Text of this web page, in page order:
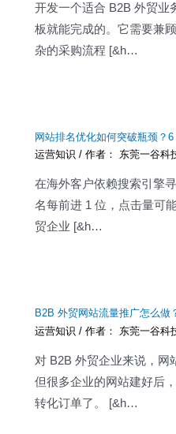
开发一个适合 B2B 外贸业
板就能完成的。它需要兼
杂的采购流程 [&h…
网站排名优化如何突破瓶颈？
运营知识 / 作者： 东莞一谷科
在海外客户依赖搜索引擎
名每前进 1 位，点击量可
贸企业 [&h…
B2B 外贸网站流量推广怎么做
运营知识 / 作者： 东莞一谷科
对 B2B 外贸企业来说，网
但很多企业的网站建好后
转化订单了。 [&h…